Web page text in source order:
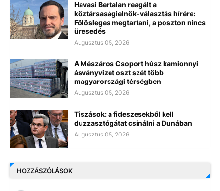
Havasi Bertalan reagált a
köztársaságielnök-választás hírére:
Fölösleges megtartani, a poszton nincs
üresedés
Augusztus 05, 2026
A Mészáros Csoport húsz kamionnyi
ásványvizet oszt szét több
magyarországi térségben
Augusztus 05, 2026
Tiszások: a fideszesekből kell
duzzasztógátat csinálni a Dunában
Augusztus 05, 2026
HOZZÁSZÓLÁSOK